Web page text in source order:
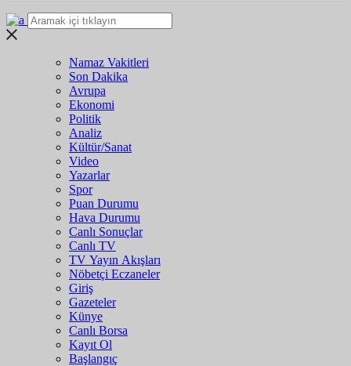
Namaz Vakitleri
Son Dakika
Avrupa
Ekonomi
Politik
Analiz
Kültür/Sanat
Video
Yazarlar
Spor
Puan Durumu
Hava Durumu
Canlı Sonuçlar
Canlı TV
TV Yayın Akışları
Nöbetçi Eczaneler
Giriş
Gazeteler
Künye
Canlı Borsa
Kayıt Ol
Başlangıç